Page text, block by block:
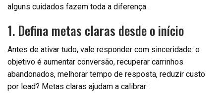
alguns cuidados fazem toda a diferença.
1. Defina metas claras desde o início
Antes de ativar tudo, vale responder com sinceridade: o
objetivo é aumentar conversão, recuperar carrinhos
abandonados, melhorar tempo de resposta, reduzir custo
por lead? Metas claras ajudam a calibrar: